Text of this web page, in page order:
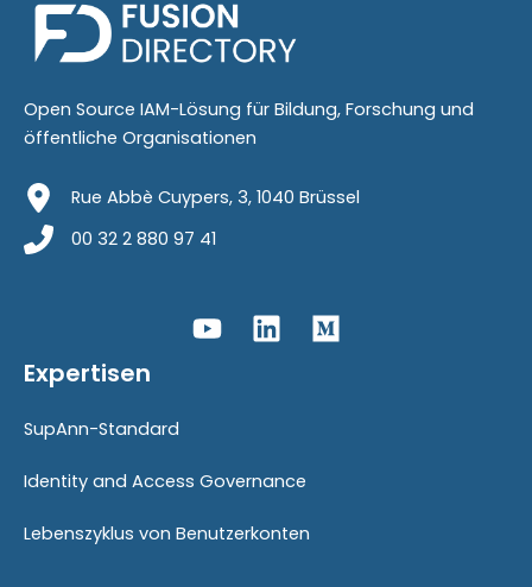
Open Source IAM-Lösung für Bildung, Forschung und
öffentliche Organisationen
Rue Abbè Cuypers, 3, 1040 Brüssel
00 32 2 880 97 41
Expertisen
SupAnn-Standard
Identity and Access Governance
Lebenszyklus von Benutzerkonten